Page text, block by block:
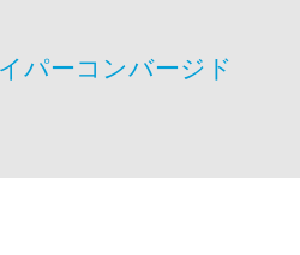
パーコンバージド